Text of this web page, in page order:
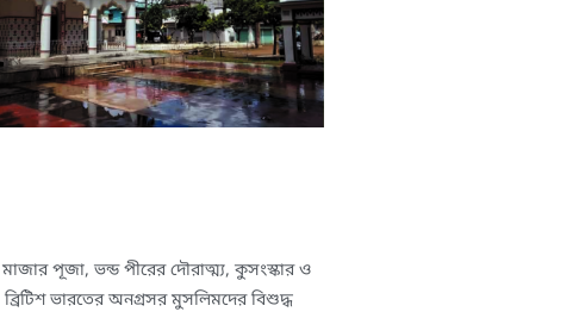
পূজা, ভন্ড পীরের দৌরাত্ম্য, কুসংস্কার ও
ব্রিটিশ ভারতের অনগ্রসর মুসলিমদের বিশুদ্ধ